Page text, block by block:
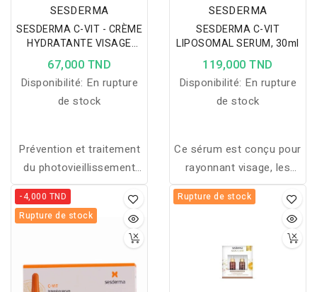
SESDERMA
SESDERMA C-VIT - CRÈME
HYDRATANTE VISAGE
50ml
67,000 TND
Disponibilité: En rupture
de stock
Prévention et traitement
du photovieillissement
cutané, spécialement
recommandée pour les
peaux sèches.
SESDERMA
SESDERMA C-VIT
LIPOSOMAL SERUM, 30ml
119,000 TND
Disponibilité: En rupture
de stock
Ce sérum est conçu pour
rayonnant visage, les
yeux et les lèvres
approuvé pour stimuler
instantanément l'éclats
de la peau. Il favorise
encore, éclat lumineux et
un teint plus lumineux,
-4,000 TND
Rupture de stock
Rupture de stock